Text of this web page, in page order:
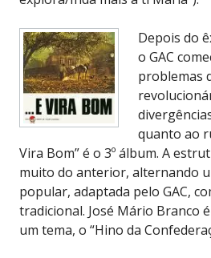
Depois do
o GAC
problemas
quanto ao
Vira Bom” é o 3º álbum. A
muito do anterior, alternando
popular, adaptada pelo GAC,
tradicional. José Mário Branco
um tema, o “Hino da